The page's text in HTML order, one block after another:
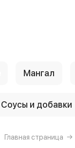
Мангал
Соусы и добавки
Главная страница